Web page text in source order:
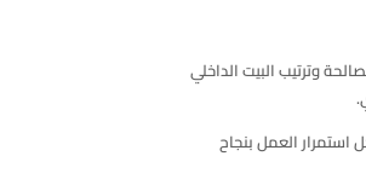
وترتيب البيت الداخلي
استمرار العمل بنجاح